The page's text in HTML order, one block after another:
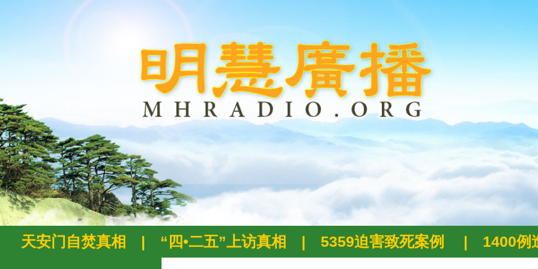
天安门自焚真相 | “四•二五”上访真相 | 5359迫害致死案例 | 1400例